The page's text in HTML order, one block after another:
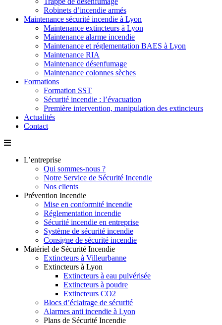
Robinets d’incendie armés
Maintenance sécurité incendie à Lyon
Maintenance extincteurs à Lyon
Maintenance alarme incendie
Maintenance et réglementation BAES à Lyon
Maintenance RIA
Maintenance désenfumage
Maintenance colonnes sèches
Formations
Formation SST
Sécurité incendie : l’évacuation
Première intervention, manipulation des extincteurs
Actualités
Contact
L’entreprise
Qui sommes-nous ?
Notre Service de Sécurité Incendie
Nos clients
Prévention Incendie
Mise en conformité incendie
Réglementation incendie
Sécurité incendie en entreprise
Système de sécurité incendie
Consigne de sécurité incendie
Matériel de Sécurité Incendie
Extincteurs à Villeurbanne
Extincteurs à Lyon
Extincteurs à eau pulvérisée
Extincteurs à poudre
Extincteurs CO2
Blocs d’éclairage de sécurité
Alarmes anti incendie à Lyon
Plans de Sécurité Incendie